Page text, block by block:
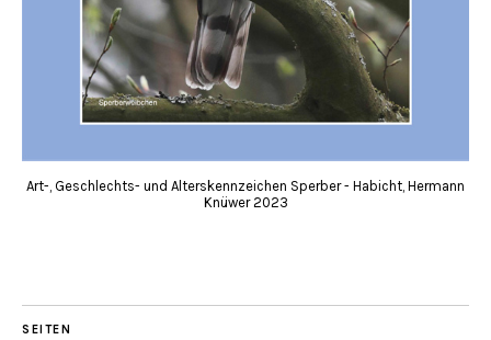
Art-, Geschlechts- und Alterskennzeichen Sperber - Habicht, Hermann
Knüwer 2023
SEITEN